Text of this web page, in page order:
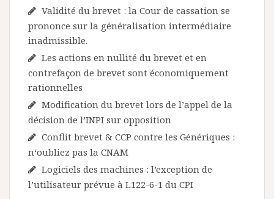
Validité du brevet : la Cour de cassation se
prononce sur la généralisation intermédiaire
inadmissible.
Les actions en nullité du brevet et en
contrefaçon de brevet sont économiquement
rationnelles
Modification du brevet lors de l’appel de la
décision de l’INPI sur opposition
Conflit brevet & CCP contre les Génériques :
n‘oubliez pas la CNAM
Logiciels des machines : l’exception de
l’utilisateur prévue à L122-6-1 du CPI